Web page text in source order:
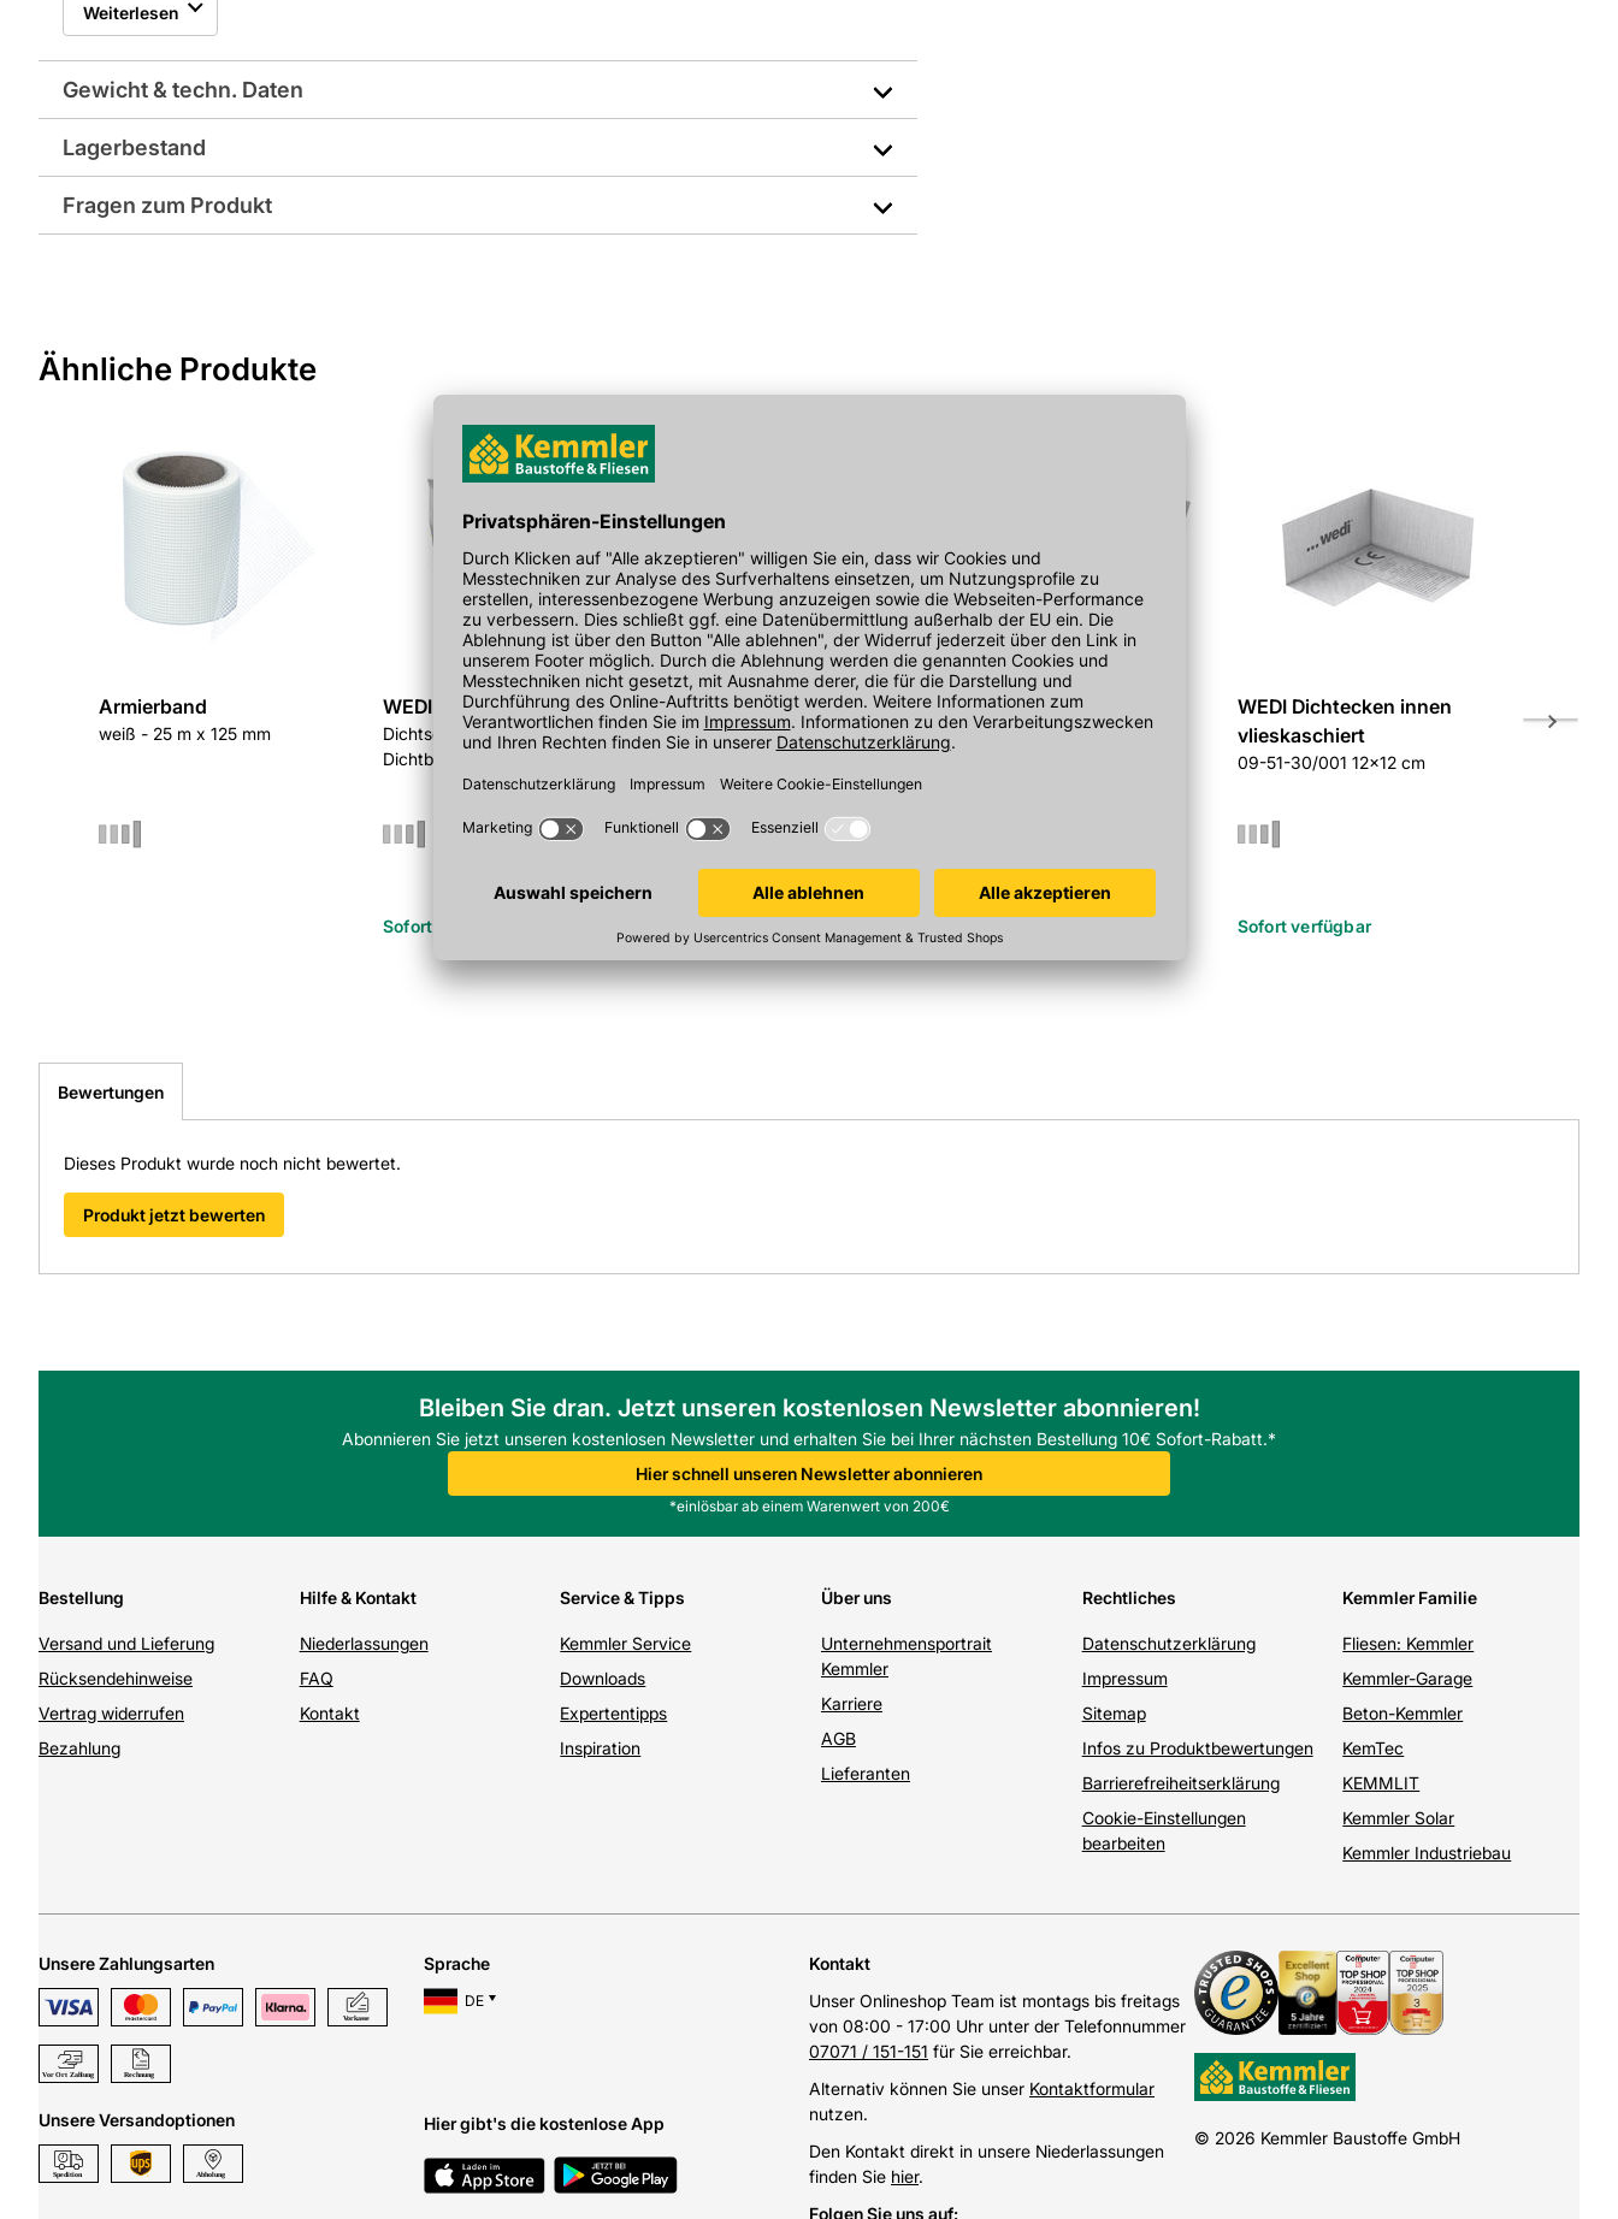
* Länge: 5 m
Weiterlesen
Gewicht & techn. Daten
Gewicht pro Verkaufseinheit: 1,5 kg
EAN: 4024125007764
Lagerbestand
Fragen zum Produkt
Ähnliche Produkte
Armierband
weiß - 25 m x 125 mm
WEDI Fundo Dicht-Set
Dichtschlämme und wedi Tools
Dichtband/Dichtecken
Sofort verfügbar
WEDI Tools Dichtband
vlieskaschiert
10/352
In 2 Varianten
WEDI Tools Dichtband
vlieskaschiert
WEDI Dichtecken innen
vlieskaschiert
09-51-30/001 12x12 cm
Sofort verfügbar
Bewertungen
Dieses Produkt wurde noch nicht bewertet.
Produkt jetzt bewerten
Bleiben Sie dran. Jetzt unseren kostenlosen Newsletter abonnieren!
Abonnieren Sie jetzt unseren kostenlosen Newsletter und erhalten Sie bei Ihrer nächsten Bestellung 10€ Sofort-Rabatt.*
Hier schnell unseren Newsletter abonnieren
*einlösbar ab einem Warenwert von 200€
Bestellung
Versand und Lieferung
Rücksendehinweise
Vertrag widerrufen
Bezahlung
Hilfe & Kontakt
Niederlassungen
FAQ
Kontakt
Service & Tipps
Kemmler Service
Downloads
Expertentipps
Inspiration
Über uns
Unternehmensportrait
Kemmler
Karriere
AGB
Lieferanten
Rechtliches
Datenschutzerklärung
Impressum
Sitemap
Infos zu Produktbewertungen
Barrierefreiheitserklärung
Cookie-Einstellungen
bearbeiten
Kemmler Familie
Fliesen: Kemmler
Kemmler-Garage
Beton-Kemmler
KemTec
KEMMLIT
Kemmler Solar
Kemmler Industriebau
Unsere Zahlungsarten
Unsere Versandoptionen
Sprache
DE
Hier gibt's die kostenlose App
Kontakt
Unser Onlineshop Team ist montags bis freitags
von 08:00 - 17:00 Uhr unter der Telefonnummer
07071 / 151-151 für Sie erreichbar.
Alternativ können Sie unser Kontaktformular
nutzen.
Den Kontakt direkt in unsere Niederlassungen
finden Sie hier.
Folgen Sie uns auf:
© 2026 Kemmler Baustoffe GmbH